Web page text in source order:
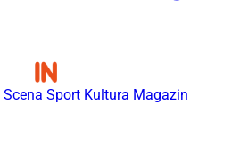
Scena Sport Kultura Magazin